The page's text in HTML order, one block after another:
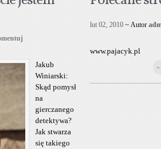
Jakub
Winiarski:
Skąd pomysł
na
gierczanego
detektywa?
Jak stwarza
się takiego
lut 02, 2010 ~ Autor
www.pajacyk.pl